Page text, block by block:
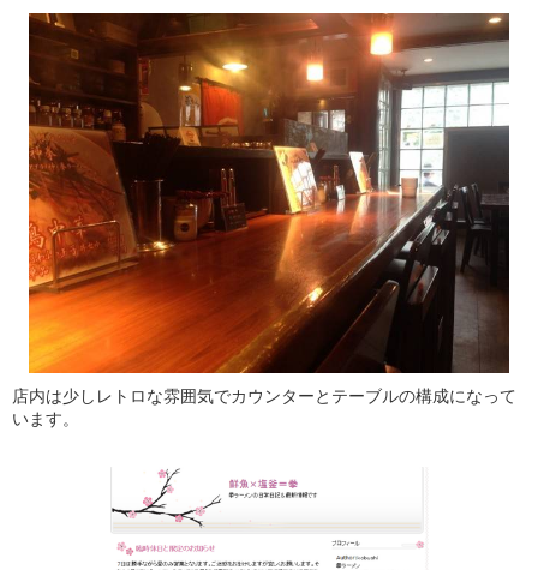
店内は少しレトロな雰囲気でカウンターとテーブルの構成になって
います。